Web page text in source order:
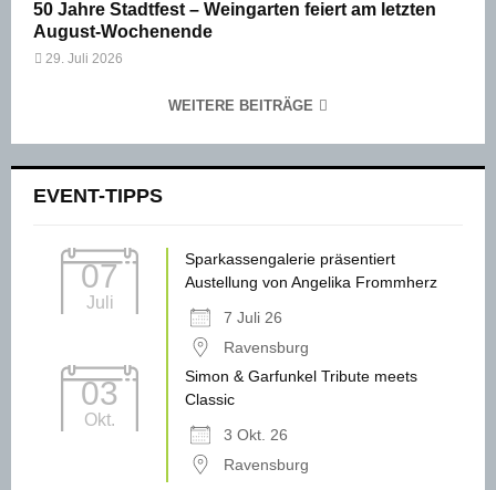
50 Jahre Stadtfest – Weingarten feiert am letzten
August-Wochenende
29. Juli 2026
WEITERE BEITRÄGE
EVENT-TIPPS
07
Juli
Sparkassengalerie präsentiert
Austellung von Angelika Frommherz
7 Juli 26
Ravensburg
03
Okt.
Simon & Garfunkel Tribute meets
Classic
3 Okt. 26
Ravensburg